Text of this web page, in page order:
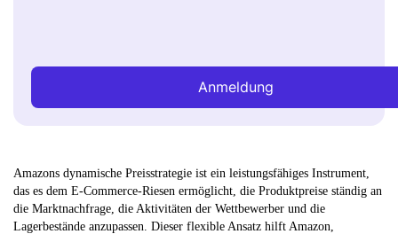
Anmeldung
Amazons dynamische Preisstrategie ist ein leistungsfähiges Instrument,
das es dem E-Commerce-Riesen ermöglicht, die Produktpreise ständig an
die Marktnachfrage, die Aktivitäten der Wettbewerber und die
Lagerbestände anzupassen. Dieser flexible Ansatz hilft Amazon,